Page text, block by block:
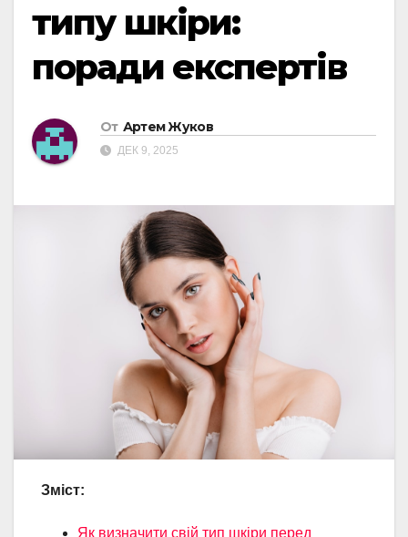
типу шкіри:
поради експертів
От Артем Жуков
ДЕК 9, 2025
Зміст:
Як визначити свій тип шкіри перед